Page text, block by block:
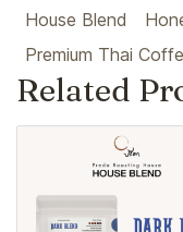
House Blend
Premium Thai
Related